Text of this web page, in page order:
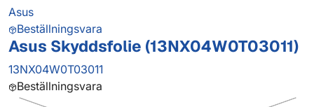
Asus
Beställningsvara
Asus Skyddsfolie (13NX04W0T03011)
13NX04W0T03011
Beställningsvara